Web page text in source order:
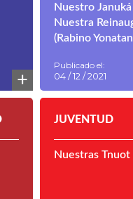
+
Nuestro
Nuestra
Publicado el:
04 / 12 / 2021